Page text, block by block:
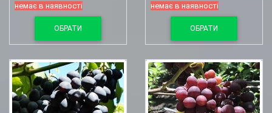
немає в наявності
ОБРАТИ
немає в наявності
ОБРАТИ